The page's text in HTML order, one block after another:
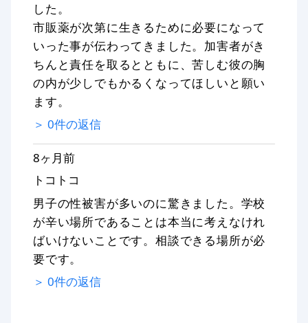
した。
市販薬が次第に生きるために必要になって
いった事が伝わってきました。加害者がき
ちんと責任を取るとともに、苦しむ彼の胸
の内が少しでもかるくなってほしいと願い
ます。
＞ 0件の返信
8ヶ月前
トコトコ
男子の性被害が多いのに驚きました。学校
が辛い場所であることは本当に考えなけれ
ばいけないことです。相談できる場所が必
要です。
＞ 0件の返信